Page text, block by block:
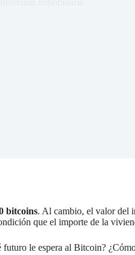
bitcoins. Al cambio, el valor del
que el importe de la
le espera al Bitcoin?